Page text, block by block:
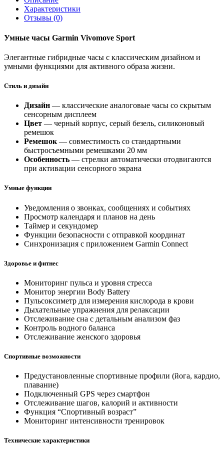
Характеристики
Отзывы (0)
Умные часы Garmin Vivomove Sport
Элегантные гибридные часы с классическим дизайном и
умными функциями для активного образа жизни.
Стиль и дизайн
Дизайн — классические аналоговые часы со скрытым
сенсорным дисплеем
Цвет — черный корпус, серый безель, силиконовый
ремешок
Ремешок — совместимость со стандартными
быстросъемными ремешками 20 мм
Особенность — стрелки автоматически отодвигаются
при активации сенсорного экрана
Умные функции
Уведомления о звонках, сообщениях и событиях
Просмотр календаря и планов на день
Таймер и секундомер
Функции безопасности с отправкой координат
Синхронизация с приложением Garmin Connect
Здоровье и фитнес
Мониторинг пульса и уровня стресса
Монитор энергии Body Battery
Пульсоксиметр для измерения кислорода в крови
Дыхательные упражнения для релаксации
Отслеживание сна с детальным анализом фаз
Контроль водного баланса
Отслеживание женского здоровья
Спортивные возможности
Предустановленные спортивные профили (йога, кардио,
плавание)
Подключенный GPS через смартфон
Отслеживание шагов, калорий и активности
Функция “Спортивный возраст”
Мониторинг интенсивности тренировок
Технические характеристики